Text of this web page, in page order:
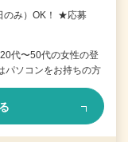
のみ）OK！ ★応募
代〜50代の女性の登
ソコンをお持ちの方